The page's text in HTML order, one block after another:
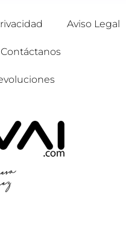
Aviso Legal
Contáctanos